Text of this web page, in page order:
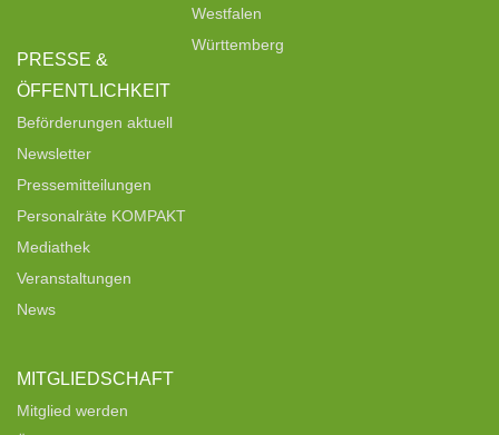
PRESSE &
ÖFFENTLICHKEIT
Beförderungen aktuell
Newsletter
Pressemitteilungen
Personalräte KOMPAKT
Mediathek
Veranstaltungen
News
MITGLIEDSCHAFT
Mitglied werden
Westfalen
Württemberg